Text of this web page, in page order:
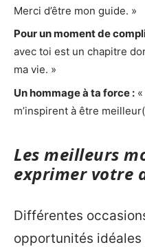
Merci d’être mon guide. »
Pour un moment de
avec toi est un chapitre
ma vie. »
Un hommage à ta force :
m’inspirent à être
Les meilleurs
exprimer votre
Différentes
opportunités